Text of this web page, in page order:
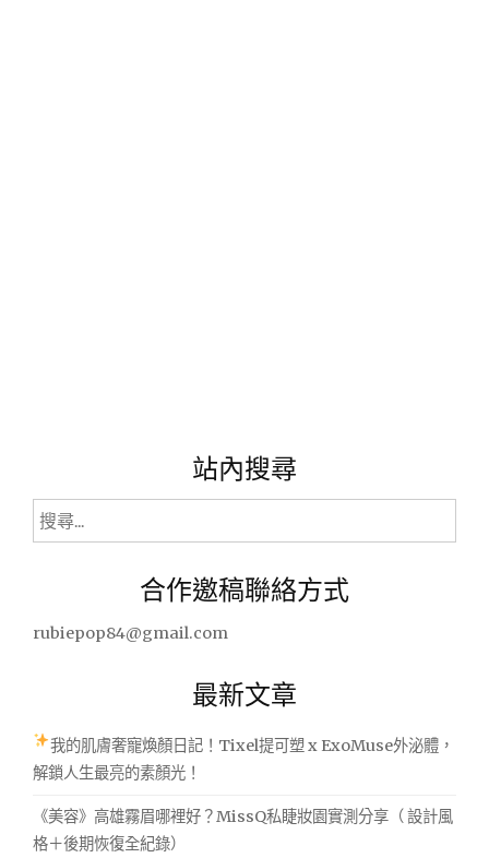
站內搜尋
搜
尋
合作邀稿聯絡方式
rubiepop84@gmail.com
最新文章
我的肌膚奢寵煥顏日記！Tixel提可塑 x ExoMuse外泌體，
解鎖人生最亮的素顏光！
《美容》高雄霧眉哪裡好？MissQ私睫妝園實測分享（ 設計風
格＋後期恢復全紀錄）